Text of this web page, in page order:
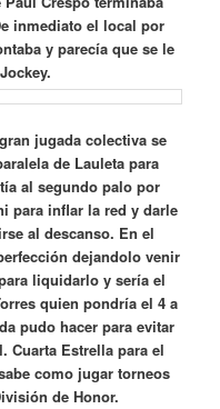
inmediato el local por
y parecía que se le
jugada colectiva se
de Lauleta para
al segundo palo por
para inflar la red y darle
al descanso. En el
dejandolo venir
liquidarlo y sería el
quien pondría el 4 a
pudo hacer para evitar
Cuarta Estrella para el
como jugar torneos
de Honor.